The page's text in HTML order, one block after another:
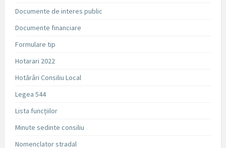
Documente de interes public
Documente financiare
Formulare tip
Hotarari 2022
Hotărâri Consiliu Local
Legea 544
Lista funcțiilor
Minute sedinte consiliu
Nomenclator stradal